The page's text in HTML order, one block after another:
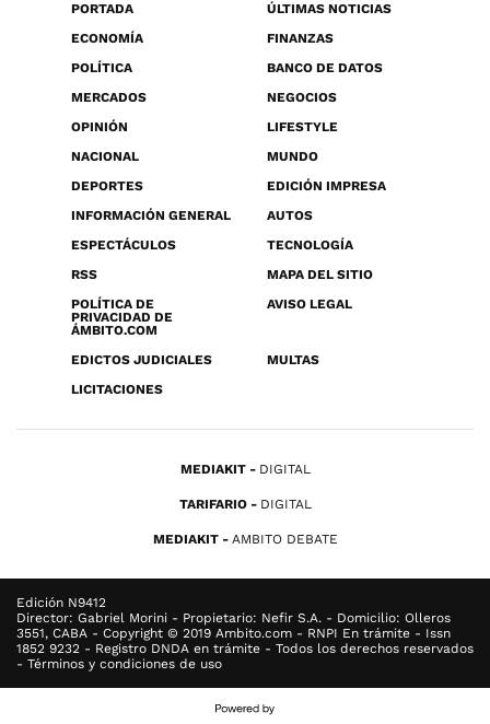
PORTADA
ÚLTIMAS NOTICIAS
ECONOMÍA
FINANZAS
POLÍTICA
BANCO DE DATOS
MERCADOS
NEGOCIOS
OPINIÓN
LIFESTYLE
NACIONAL
MUNDO
DEPORTES
EDICIÓN IMPRESA
INFORMACIÓN GENERAL
AUTOS
ESPECTÁCULOS
TECNOLOGÍA
RSS
MAPA DEL SITIO
POLÍTICA DE
PRIVACIDAD DE
ÁMBITO.COM
AVISO LEGAL
EDICTOS JUDICIALES
MULTAS
LICITACIONES
MEDIAKIT DIGITAL
TARIFARIO DIGITAL
MEDIAKIT AMBITO DEBATE
Edición N9412
Director: Gabriel Morini - Propietario: Nefir S.A. - Domicilio: Olleros
3551, CABA - Copyright © 2019 Ambito.com - RNPI En trámite - Issn
1852 9232 - Registro DNDA en trámite - Todos los derechos reservados
- Términos y condiciones de uso